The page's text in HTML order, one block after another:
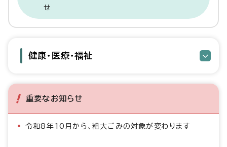
せ
健康・医療・福祉
重要なお知らせ
令和8年10月から、粗大ごみの対象が変わります